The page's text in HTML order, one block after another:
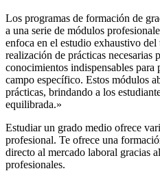
Los programas de formación de
a una serie de módulos
enfoca en el estudio exhaustivo
realización de prácticas necesarias
conocimientos indispensables
campo específico. Estos módulos
prácticas, brindando a los
equilibrada.»
Estudiar un grado medio ofrece
profesional. Te ofrece una
directo al mercado laboral gracias
profesionales.